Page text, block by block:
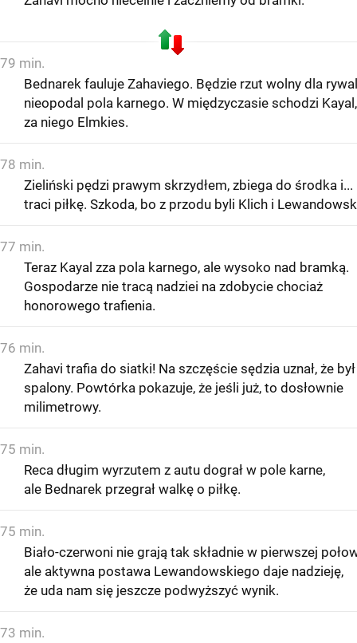
79 min.
Bednarek fauluje Zahaviego. Będzie rzut wolny dla
nieopodal pola karnego. W międzyczasie schodzi Kayal,
za niego Elmkies.
78 min.
Zieliński pędzi prawym skrzydłem, zbiega do środka i...
traci piłkę. Szkoda, bo z przodu byli Klich i
77 min.
Teraz Kayal zza pola karnego, ale wysoko nad bramką.
Gospodarze nie tracą nadziei na zdobycie chociaż
honorowego trafienia.
76 min.
Zahavi trafia do siatki! Na szczęście sędzia uznał, że był
spalony. Powtórka pokazuje, że jeśli już, to dosłownie
milimetrowy.
75 min.
Reca długim wyrzutem z autu dograł w pole karne,
ale Bednarek przegrał walkę o piłkę.
75 min.
Biało-czerwoni nie grają tak składnie w pierwszej
ale aktywna postawa Lewandowskiego daje nadzieję,
że uda nam się jeszcze podwyższyć wynik.
73 min.